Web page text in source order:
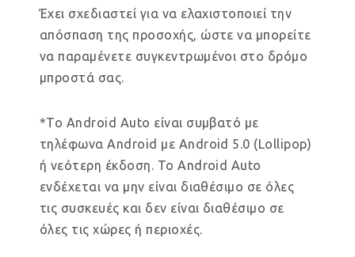
Έχει σχεδιαστεί για να ελαχιστοποιεί την
απόσπαση της προσοχής, ώστε να μπορείτε
να παραμένετε συγκεντρωμένοι στο δρόμο
μπροστά σας.
*Το Android Auto είναι συμβατό με
τηλέφωνα Android με Android 5.0 (Lollipop)
ή νεότερη έκδοση. Το Android Auto
ενδέχεται να μην είναι διαθέσιμο σε όλες
τις συσκευές και δεν είναι διαθέσιμο σε
όλες τις χώρες ή περιοχές.